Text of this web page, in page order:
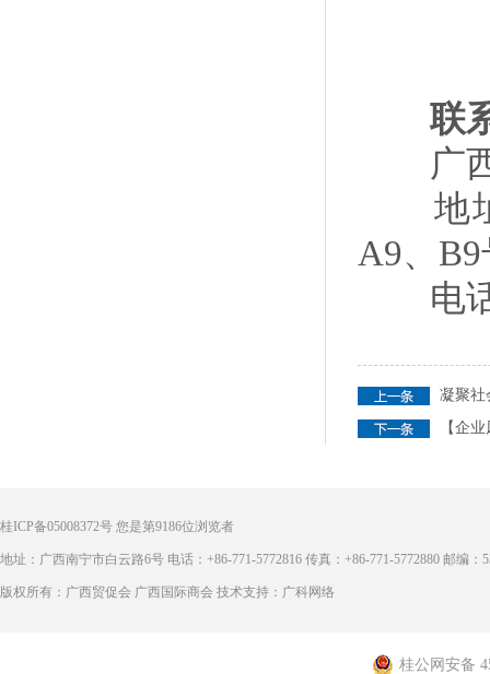
联系
广西
地址
A9、
电话
凝聚社
【企
桂ICP备05008372号 您是第9186位浏览者
地址：广西南宁市白云路6号 电话：+86-771-5772816 传真：+86-771-5772880 邮编：
版权所有：广西贸促会 广西国际商会 技术支持：广科网络
桂公网安备